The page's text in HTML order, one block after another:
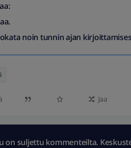
noin tunnin ajan
Jaa
on suljettu kommenteilta.